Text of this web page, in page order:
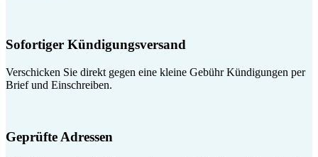
Sofortiger Kündigungsversand
Verschicken Sie direkt gegen eine kleine Gebühr Kündigungen per
Brief und Einschreiben.
Geprüfte Adressen